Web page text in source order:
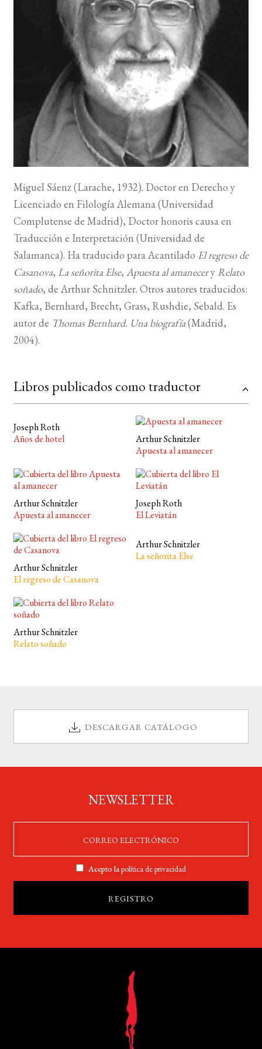
BUSCAR
LISTA DE LIBROS
Miguel Sáenz (Larache, 1932). Doctor en Derecho y
Licenciado en Filología Alemana (Universidad
Complutense de Madrid), Doctor honoris causa en
Traducción e Interpretación (Universidad de
Salamanca). Ha traducido para Acantilado El regreso de
Casanova, La señorita Else, Apuesta al amanecery Relato
soñado, de Arthur Schnitzler. Otros autores traducidos:
Kafka, Bernhard, Brecht, Grass, Rushdie, Sebald. Es
autor de Thomas Bernhard. Una biografía(Madrid,
2004).
Libros publicados como traductor
Joseph Roth
Años de hotel
Arthur Schnitzler
Apuesta al amanecer
Arthur Schnitzler
Apuesta al amanecer
Joseph Roth
El Leviatán
Arthur Schnitzler
El regreso de Casanova
Arthur Schnitzler
La señorita Else
Arthur Schnitzler
Relato soñado
DESCARGAR CATÁLOGO
NEWSLETTER
Acepto lapolítica de privacidad